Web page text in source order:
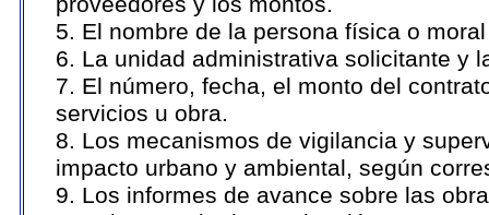
5. El nombre de la persona física o
6. La unidad administrativa solicitante y
7. El número, fecha, el monto del
servicios u obra.
8. Los mecanismos de vigilancia y
impacto urbano y ambiental, según
9. Los informes de avance sobre las